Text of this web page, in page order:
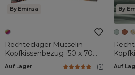
By Eminza
Rechteckiger Musselin-
Kopfkissenbezug (50 x 70
Auf Lager (7)
By
Auf